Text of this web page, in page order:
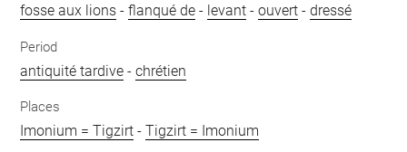
fosse aux lions -flanqué de - levant -ouvert -dressé
Period
antiquité tardive -chrétien
Places
Imonium = Tigzirt -Tigzirt = Imonium